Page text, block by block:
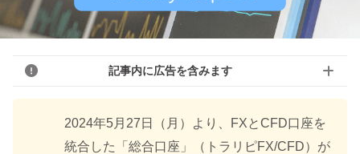
記事内に広告を含みます
2024年5月27日（月）より、FXとCFD口座を
統合した「総合口座」（トラリピFX/CFD）が